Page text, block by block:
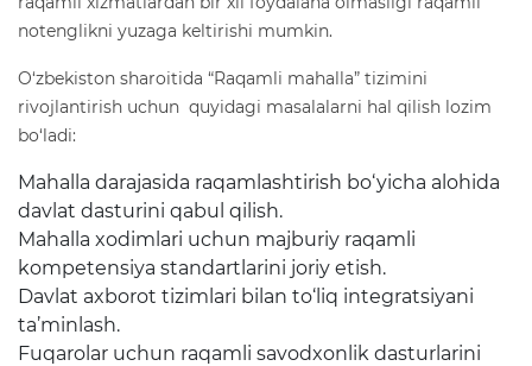
notenglikni yuzaga keltirishi mumkin.
O‘zbekiston sharoitida “Raqamli mahalla” tizimini
rivojlantirish uchun quyidagi masalalarni hal qilish lozim
bo‘ladi:
Mahalla darajasida raqamlashtirish bo‘yicha alohida
davlat dasturini qabul qilish.
Mahalla xodimlari uchun majburiy raqamli
kompetensiya standartlarini joriy etish.
Davlat axborot tizimlari bilan to‘liq integratsiyani
ta’minlash.
Fuqarolar uchun raqamli savodxonlik dasturlarini